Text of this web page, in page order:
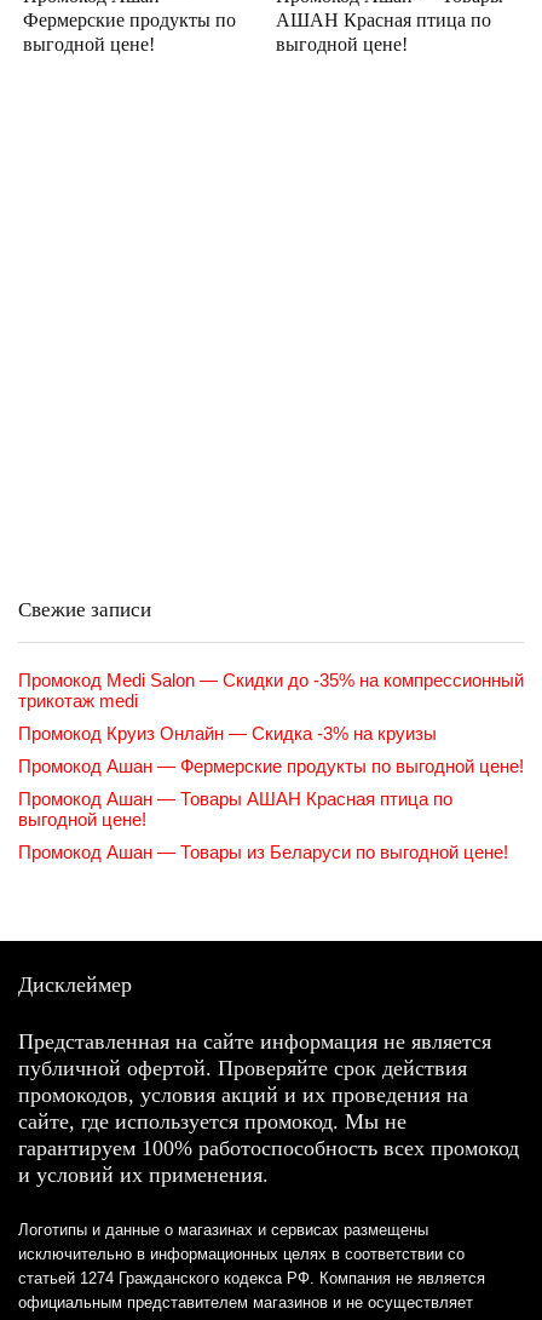
Фермерские продукты по
выгодной цене!
АШАН Красная птица по
выгодной цене!
Свежие записи
Промокод Medi Salon — Скидки до -35% на компрессионный
трикотаж medi
Промокод Круиз Онлайн — Скидка -3% на круизы
Промокод Ашан — Фермерские продукты по выгодной цене!
Промокод Ашан — Товары АШАН Красная птица по
выгодной цене!
Промокод Ашан — Товары из Беларуси по выгодной цене!
Дисклеймер
Представленная на сайте информация не является
публичной офертой. Проверяйте срок действия
промокодов, условия акций и их проведения на
сайте, где используется промокод. Мы не
гарантируем 100% работоспособность всех промокод
и условий их применения.
Логотипы и данные о магазинах и сервисах размещены
исключительно в информационных целях в соответствии со
статьей 1274 Гражданского кодекса РФ. Компания не является
официальным представителем магазинов и не осуществляет